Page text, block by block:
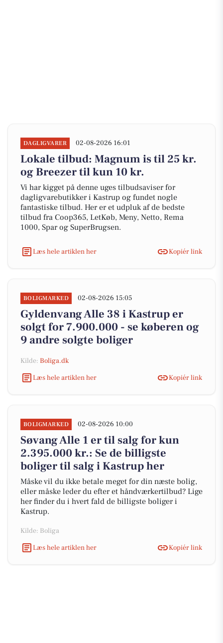
DAGLIGVARER 02-08-2026 16:01
Lokale tilbud: Magnum is til 25 kr.
og Breezer til kun 10 kr.
Vi har kigget på denne uges tilbudsaviser for
dagligvarebutikker i Kastrup og fundet nogle
fantastiske tilbud. Her er et udpluk af de bedste
tilbud fra Coop365, LetKøb, Meny, Netto, Rema
1000, Spar og SuperBrugsen.
Læs hele artiklen her Kopiér link
BOLIGMARKED 02-08-2026 15:05
Gyldenvang Alle 38 i Kastrup er
solgt for 7.900.000 - se køberen og
9 andre solgte boliger
Kilde: Boliga.dk
Læs hele artiklen her
Kopiér link
BOLIGMARKED 02-08-2026 10:00
Søvang Alle 1 er til salg for kun
2.395.000 kr.: Se de billigste
boliger til salg i Kastrup her
Måske vil du ikke betale meget for din næste bolig,
eller måske leder du efter et håndværkertilbud? Lige
her finder du i hvert fald de billigste boliger i
Kastrup.
Kilde: Boliga
Læs hele artiklen her
Kopiér link